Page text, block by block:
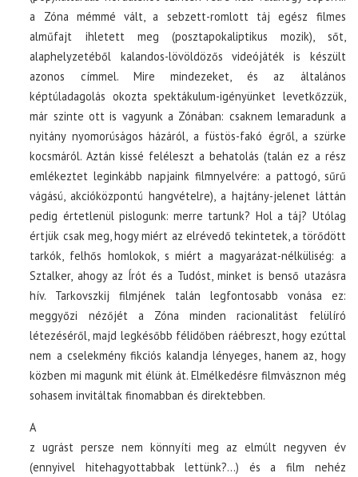
a Zóna mémmé vált, a sebzett-romlott táj egész filmes
alműfajt ihletett meg (posztapokaliptikus mozik), sőt,
alaphelyzetéből kalandos-lövöldözős videójáték is készült
azonos címmel. Mire mindezeket, és az általános
képtúladagolás okozta spektákulum-igényünket levetkőzzük,
már szinte ott is vagyunk a Zónában: csaknem lemaradunk a
nyitány nyomorúságos házáról, a füstös-fakó égről, a szürke
kocsmáról. Aztán kissé feléleszt a behatolás (talán ez a rész
emlékeztet leginkább napjaink filmnyelvére: a pattogó, sűrű
vágású, akcióközpontú hangvételre), a hajtány-jelenet láttán
pedig értetlenül pislogunk: merre tartunk? Hol a táj? Utólag
értjük csak meg, hogy miért az elrévedő tekintetek, a törődött
tarkók, felhős homlokok, s miért a magyarázat-nélküliség: a
Sztalker, ahogy az Írót és a Tudóst, minket is benső utazásra
hív. Tarkovszkij filmjének talán legfontosabb vonása ez:
meggyőzi nézőjét a Zóna minden racionalitást felülíró
létezéséről, majd legkésőbb félidőben ráébreszt, hogy ezúttal
nem a cselekmény fikciós kalandja lényeges, hanem az, hogy
közben mi magunk mit élünk át. Elmélkedésre filmvásznon még
sohasem invitáltak finomabban és direktebben.
A
z ugrást persze nem könnyíti meg az elmúlt negyven év
(ennyivel hitehagyottabbak lettünk?…) és a film nehéz